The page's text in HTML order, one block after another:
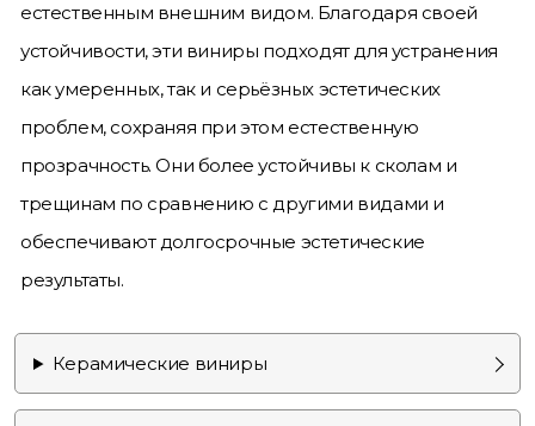
естественным внешним видом. Благодаря своей
устойчивости, эти виниры подходят для устранения
как умеренных, так и серьёзных эстетических
проблем, сохраняя при этом естественную
прозрачность. Они более устойчивы к сколам и
трещинам по сравнению с другими видами и
обеспечивают долгосрочные эстетические
результаты.
Керамические виниры